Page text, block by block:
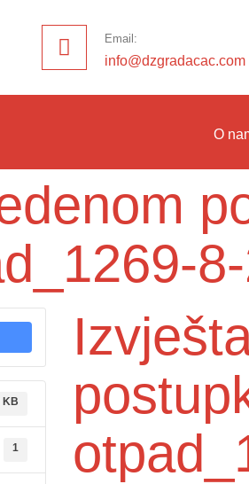
Email:
info@dzgradacac.com
O
KB
1